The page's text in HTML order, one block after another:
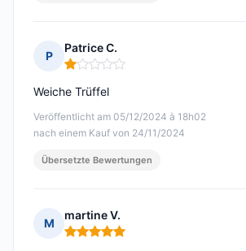
P
Patrice C.
Hinweis: 1 von 5
Veröffentlicht am 05/12/2024 à 18h02
nach einem Kauf von 24/11/2024
Weiche Trüffel
Übersetzte Bewertungen
M
martine V.
Hinweis: 5 von 5